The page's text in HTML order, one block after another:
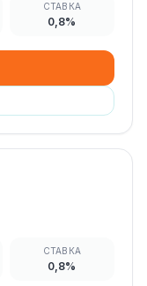
СТАВКА
0,8%
СТАВКА
0,8%